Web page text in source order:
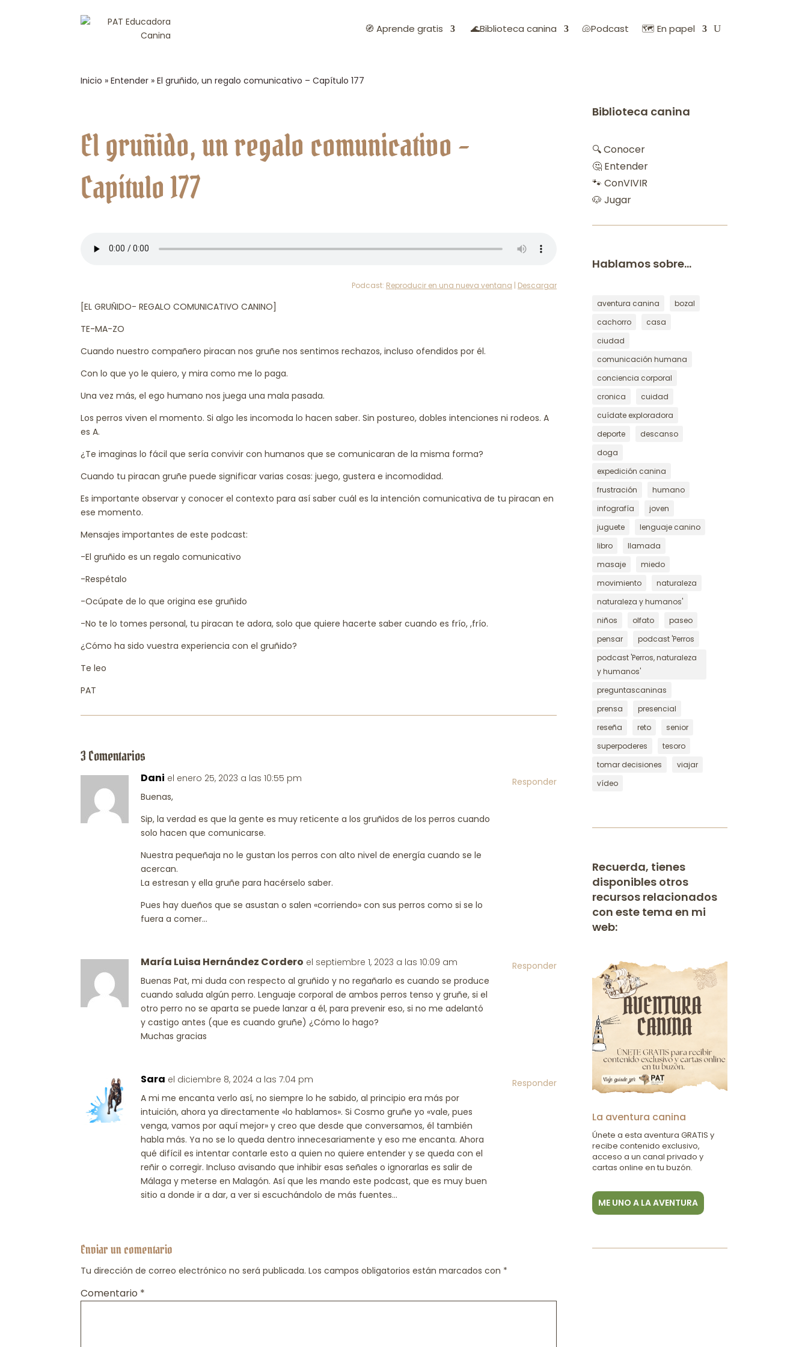
🧭 Aprende gratis 🌊Biblioteca canina 🐚Podcast 🗺️ En papel
Inicio »Entender »El gruñido, un regalo comunicativo – Capítulo 177
El gruñido, un regalo comunicativo –
Capítulo 177
Podcast: Reproducir en una nueva ventana | Descargar
[EL GRUÑIDO- REGALO COMUNICATIVO CANINO]
TE-MA-ZO
Cuando nuestro compañero piracan nos gruñe nos sentimos rechazos, incluso ofendidos por él.
Con lo que yo le quiero, y mira como me lo paga.
Una vez más, el ego humano nos juega una mala pasada.
Los perros viven el momento. Si algo les incomoda lo hacen saber. Sin postureo, dobles intenciones ni rodeos. A
es A.
¿Te imaginas lo fácil que sería convivir con humanos que se comunicaran de la misma forma?
Cuando tu piracan gruñe puede significar varias cosas: juego, gustera e incomodidad.
Es importante observar y conocer el contexto para así saber cuál es la intención comunicativa de tu piracan en
ese momento.
Mensajes importantes de este podcast:
-El gruñido es un regalo comunicativo
-Respétalo
-Ocúpate de lo que origina ese gruñido
-No te lo tomes personal, tu piracan te adora, solo que quiere hacerte saber cuando es frío, ,frío.
¿Cómo ha sido vuestra experiencia con el gruñido?
Te leo
PAT
3 Comentarios
Dani el enero 25, 2023 a las 10:55 pm
Buenas,
Sip, la verdad es que la gente es muy reticente a los gruñidos de los perros cuando
solo hacen que comunicarse.
Nuestra pequeñaja no le gustan los perros con alto nivel de energía cuando se le
acercan.
La estresan y ella gruñe para hacérselo saber.
Pues hay dueños que se asustan o salen «corriendo» con sus perros como si se lo
fuera a comer…
Responder
María Luisa Hernández Cordero el septiembre 1, 2023 a las 10:09 am
Buenas Pat, mi duda con respecto al gruñido y no regañarlo es cuando se produce
cuando saluda algún perro. Lenguaje corporal de ambos perros tenso y gruñe, si el
otro perro no se aparta se puede lanzar a él, para prevenir eso, si no me adelantó
y castigo antes (que es cuando gruñe) ¿Cómo lo hago?
Muchas gracias
Responder
Sara el diciembre 8, 2024 a las 7:04 pm
A mi me encanta verlo así, no siempre lo he sabido, al principio era más por
intuición, ahora ya directamente «lo hablamos». Si Cosmo gruñe yo «vale, pues
venga, vamos por aquí mejor» y creo que desde que conversamos, él también
habla más. Ya no se lo queda dentro innecesariamente y eso me encanta. Ahora
qué difícil es intentar contarle esto a quien no quiere entender y se queda con el
reñir o corregir. Incluso avisando que inhibir esas señales o ignorarlas es salir de
Málaga y meterse en Malagón. Así que les mando este podcast, que es muy buen
sitio a donde ir a dar, a ver si escuchándolo de más fuentes…
Responder
Enviar un comentario
Tu dirección de correo electrónico no será publicada. Los campos obligatorios están marcados con *
Comentario *
Biblioteca canina
🔍 Conocer
🤔 Entender
🐾 ConVIVIR
🐶 Jugar
Hablamos sobre…
aventura canina
bozal
cachorro
casa
ciudad
comunicación humana
conciencia corporal
cronica
cuidad
cuídate exploradora
deporte
descanso
doga
expedición canina
frustración
humano
infografía
joven
juguete
lenguaje canino
libro
llamada
masaje
miedo
movimiento
naturaleza
naturaleza y humanos'
niños
olfato
paseo
pensar
podcast 'Perros
podcast 'Perros, naturaleza
y humanos'
preguntascaninas
prensa
presencial
reseña
reto
senior
superpoderes
tesoro
tomar decisiones
viajar
vídeo
Recuerda, tienes
disponibles otros
recursos relacionados
con este tema en mi
web:
La aventura canina
Únete a esta aventura GRATIS y
recibe contenido exclusivo,
acceso a un canal privado y
cartas online en tu buzón.
ME UNO A LA AVENTURA